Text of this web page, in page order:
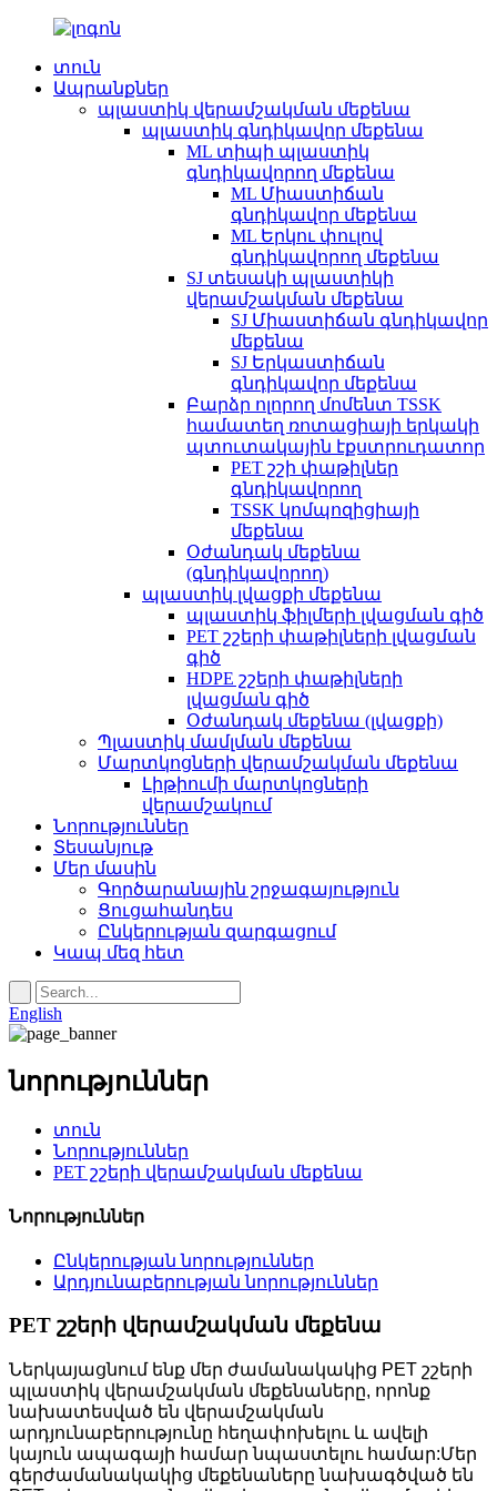
տուն
Ապրանքներ
պլաստիկ վերամշակման մեքենա
պլաստիկ գնդիկավոր մեքենա
ML տիպի պլաստիկ
գնդիկավորող մեքենա
ML Միաստիճան
գնդիկավոր մեքենա
ML Երկու փուլով
գնդիկավորող մեքենա
SJ տեսակի պլաստիկի
վերամշակման մեքենա
SJ Միաստիճան գնդիկավոր
մեքենա
SJ Երկաստիճան
գնդիկավոր մեքենա
Բարձր ոլորող մոմենտ TSSK
համատեղ ռոտացիայի երկակի
պտուտակային էքստրուդատոր
PET շշի փաթիլներ
գնդիկավորող
TSSK կոմպոզիցիայի
մեքենա
Օժանդակ մեքենա
(գնդիկավորող)
պլաստիկ լվացքի մեքենա
պլաստիկ ֆիլմերի լվացման գիծ
PET շշերի փաթիլների լվացման
գիծ
HDPE շշերի փաթիլների
լվացման գիծ
Օժանդակ մեքենա (լվացքի)
Պլաստիկ մամլման մեքենա
Մարտկոցների վերամշակման մեքենա
Լիթիումի մարտկոցների
վերամշակում
Նորություններ
Տեսանյութ
Մեր մասին
Գործարանային շրջագայություն
Ցուցահանդես
Ընկերության զարգացում
Կապ մեզ հետ
English
նորություններ
տուն
Նորություններ
PET շշերի վերամշակման մեքենա
Նորություններ
Ընկերության նորություններ
Արդյունաբերության նորություններ
PET շշերի վերամշակման մեքենա
Ներկայացնում ենք մեր ժամանակակից PET շշերի
պլաստիկ վերամշակման մեքենաները, որոնք
նախատեսված են վերամշակման
արդյունաբերությունը հեղափոխելու և ավելի
կայուն ապագայի համար նպաստելու համար:Մեր
գերժամանակակից մեքենաները նախագծված են